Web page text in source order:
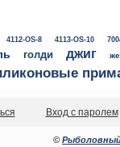
4112-OS-8 4113-OS-10
голди джиг
Вход с паролем
© Рыболовный